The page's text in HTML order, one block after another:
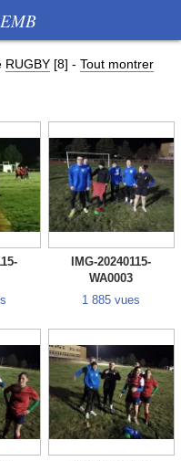
RUGBY [8] - Tout montrer
IMG-20240115-
WA0003
1 885 vues